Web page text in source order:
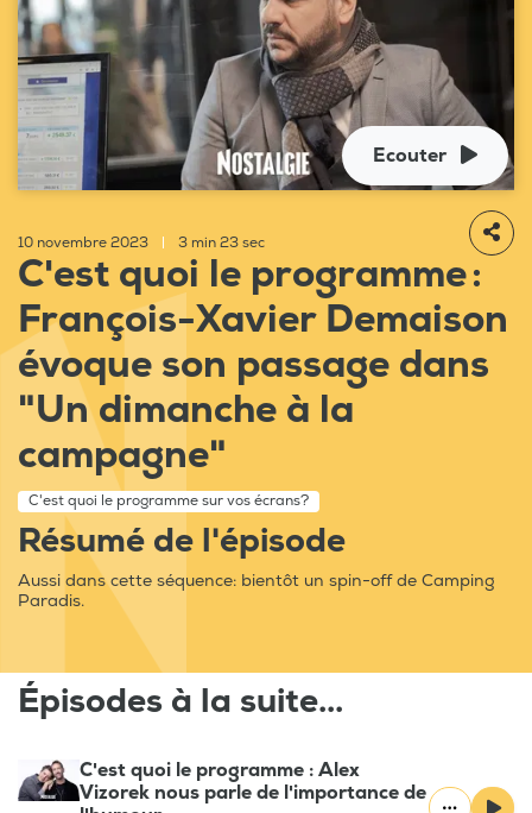
Ecouter
10 novembre 2023 3 min 23 sec
C'est quoi le programme :
François-Xavier Demaison
évoque son passage dans
"Un dimanche à la
campagne"
C'est quoi le programme sur vos écrans?
Résumé de l'épisode
Aussi dans cette séquence: bientôt un spin-off de Camping
Paradis.
Épisodes à la suite...
C'est quoi le programme : Alex
Vizorek nous parle de l'importance de